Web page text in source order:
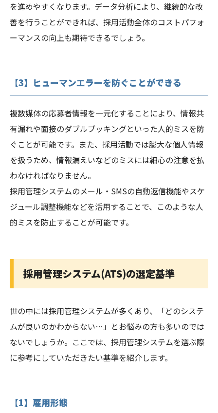
を進めやすくなります。データ分析により、継続的な改
善を行うことができれば、採用活動全体のコストパフォ
ーマンスの向上も期待できるでしょう。
【3】ヒューマンエラーを防ぐことができる
複数媒体の応募者情報を一元化することにより、情報共
有漏れや面接のダブルブッキングといった人的ミスを防
ぐことが可能です。また、採用活動では膨大な個人情報
を扱うため、情報漏えいなどのミスには細心の注意を払
わなければなりません。
採用管理システムのメール・SMSの自動返信機能やスケ
ジュール調整機能などを活用することで、このような人
的ミスを防止することが可能です。
採用管理システム(ATS)の選定基準
世の中には採用管理システムが多くあり、「どのシステ
ムが良いのかわからない…」とお悩みの方も多いのでは
ないでしょうか。ここでは、採用管理システムを選ぶ際
に参考にしていただきたい基準を紹介します。
【1】雇用形態